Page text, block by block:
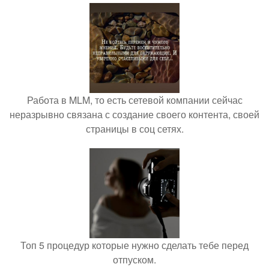
Работа в MLM, то есть сетевой компании сейчас
неразрывно связана с создание своего контента, своей
страницы в соц сетях.
Топ 5 процедур которые нужно сделать тебе перед
отпуском.